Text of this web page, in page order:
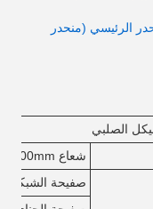
الرئيسي (منحدر
الصلبي
شعاع H: 4000-15000mm
صفيحة الشبكة: 6-32 ملم